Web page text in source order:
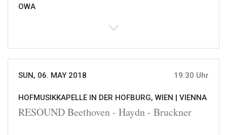
OWA
SUN, 06. MAY 2018 19:30 Uhr
HOFMUSIKKAPELLE IN DER HOFBURG, WIEN | VIENNA
RESOUND Beethoven - Haydn - Bruckner